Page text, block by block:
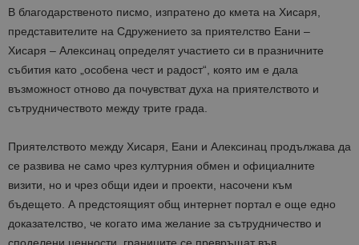
В благодарственото писмо, изпратено до кмета на Хисаря,
представителите на Сдружението за приятелство Еани –
Хисаря – Алексинац определят участието си в празничните
събития като „особена чест и радост“, която им е дала
възможност отново да почувстват духа на приятелството и
сътрудничеството между трите града.
Приятелството между Хисаря, Еани и Алексинац продължава да
се развива не само чрез културния обмен и официалните
визити, но и чрез общи идеи и проекти, насочени към
бъдещето. А предстоящият общ интернет портал е още едно
доказателство, че когато има желание за сътрудничество и